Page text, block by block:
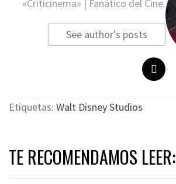
«Criticinema» | Fanático del Cine.
See author's posts
Etiquetas: Walt Disney Studios
TE RECOMENDAMOS LEER: